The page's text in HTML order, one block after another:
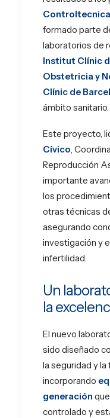
formado parte
laboratorios de
Institut Clínic
Obstetricia y
Clínic de
ámbito sanitario.
Este proyecto,
Cívico ,
Reproducción
importante
los
otras técnicas
asegurando
investigación y
infertilidad.
Un
la
El nuevo
sido diseñado
la seguridad y
incorporando
generación
controlado y